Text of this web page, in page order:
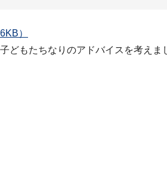
）
どもたちなりのアドバイスを考えま